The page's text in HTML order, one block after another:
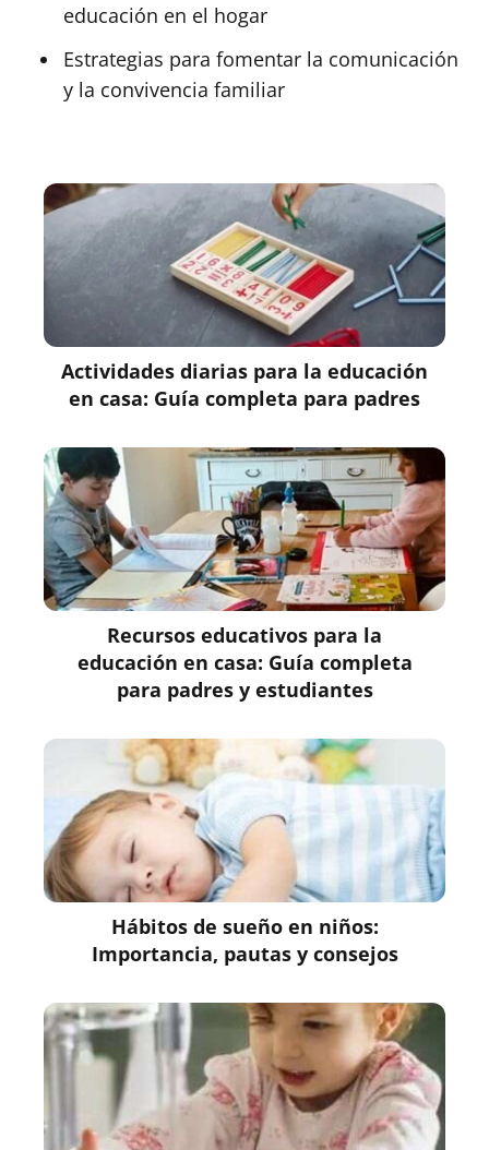
educación en el hogar
Estrategias para fomentar la comunicación
y la convivencia familiar
Actividades diarias para la educación
en casa: Guía completa para padres
Recursos educativos para la
educación en casa: Guía completa
para padres y estudiantes
Hábitos de sueño en niños:
Importancia, pautas y consejos